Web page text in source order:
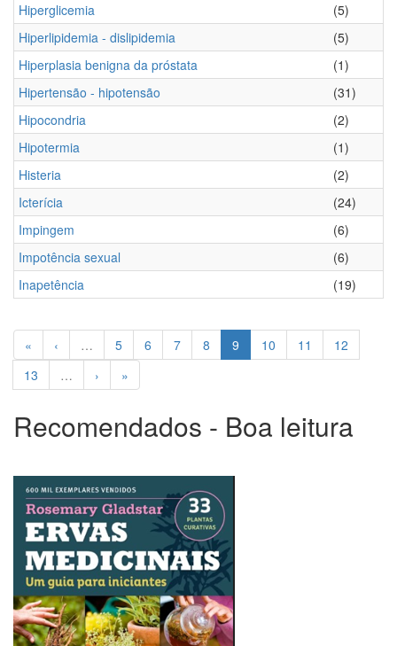
Hiperglicemia
(5)
Hiperlipidemia - dislipidemia
(5)
Hiperplasia benigna da próstata
(1)
Hipertensão - hipotensão
(31)
Hipocondria
(2)
Hipotermia
(1)
Histeria
(2)
Icterícia
(24)
Impingem
(6)
Impotência sexual
(6)
Inapetência
(19)
« ‹ … 5 6 7 8 9 10 11
12
13
… › »
Recomendados - Boa leitura